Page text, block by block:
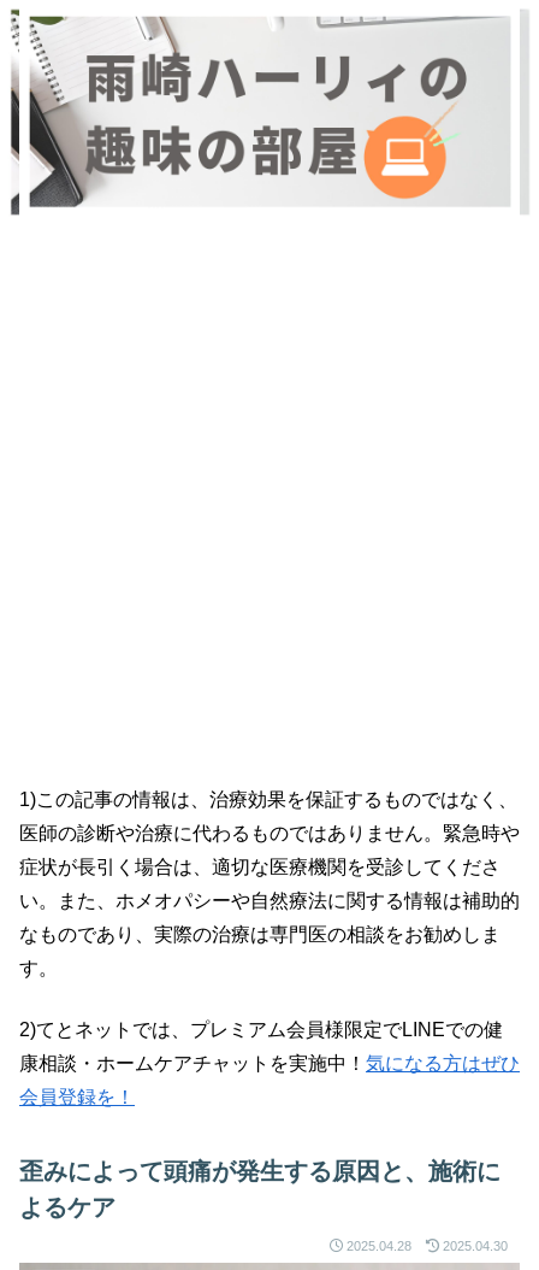
1)この記事の情報は、治療効果を保証するものではなく、
医師の診断や治療に代わるものではありません。緊急時や
症状が長引く場合は、適切な医療機関を受診してくださ
い。また、ホメオパシーや自然療法に関する情報は補助的
なものであり、実際の治療は専門医の相談をお勧めしま
す。
2)てとネットでは、プレミアム会員様限定でLINEでの健
康相談・ホームケアチャットを実施中！ 気になる方はぜひ
会員登録を！
歪みによって頭痛が発生する原因と、施術に
よるケア
2025.04.28 2025.04.30